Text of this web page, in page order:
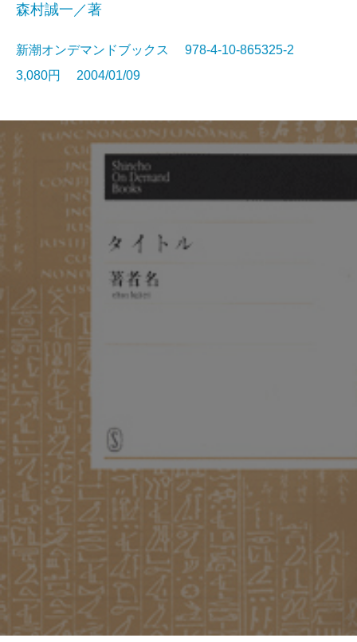
森村誠一／著
新潮オンデマンドブックス 978-4-10-865325-2
3,080円 2004/01/09